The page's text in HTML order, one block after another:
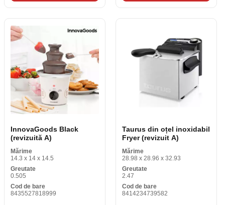
InnovaGoods Black
(revizuită A)
Mărime
14.3 x 14 x 14.5
Greutate
0.505
Cod de bare
8435527818999
Taurus din oțel inoxidabil
Fryer (revizuit A)
Mărime
28.98 x 28.96 x 32.93
Greutate
2.47
Cod de bare
8414234739582